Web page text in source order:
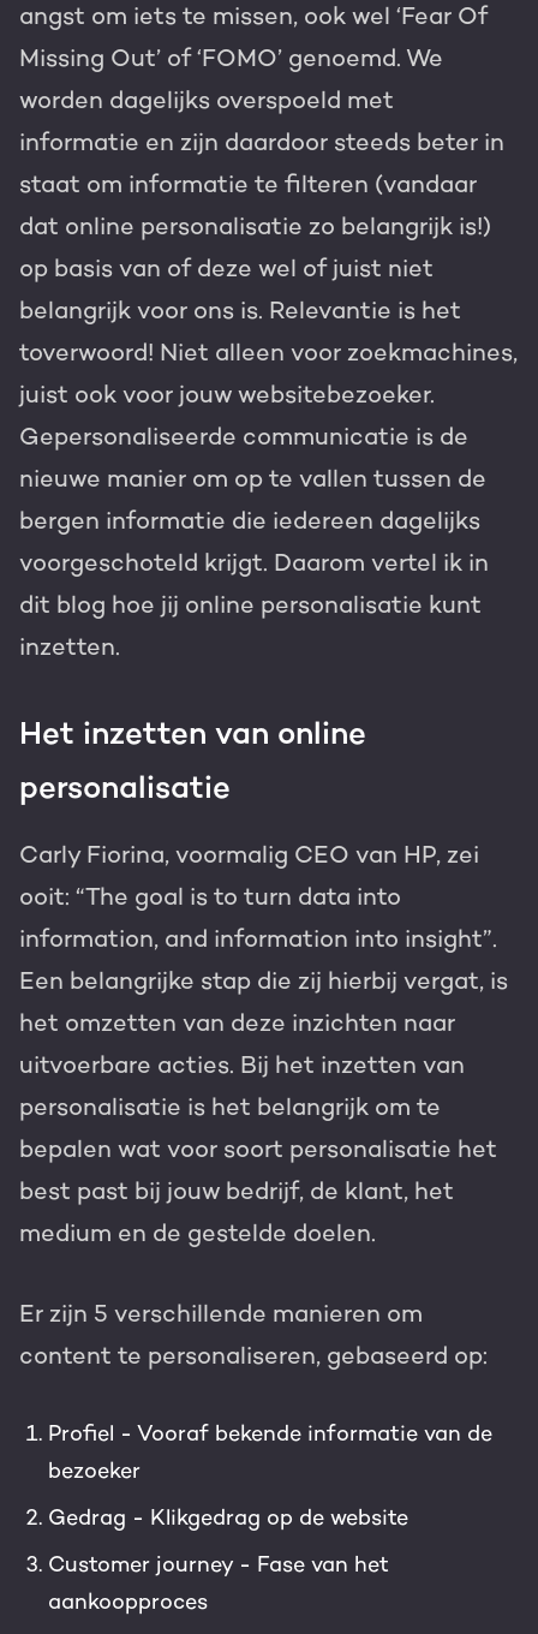
HubSpot websites
Modules & templates
Membership portals
Gratis portal scan
Nederlands Zoek
angst om iets te missen, ook wel ‘Fear Of
Missing Out’ of ‘FOMO’ genoemd. We
worden dagelijks overspoeld met
informatie en zijn daardoor steeds beter in
staat om informatie te filteren (vandaar
dat online personalisatie zo belangrijk is!)
op basis van of deze wel of juist niet
belangrijk voor ons is. Relevantie is het
toverwoord! Niet alleen voor zoekmachines,
juist ook voor jouw websitebezoeker.
Gepersonaliseerde communicatie is de
nieuwe manier om op te vallen tussen de
bergen informatie die iedereen dagelijks
voorgeschoteld krijgt. Daarom vertel ik in
dit blog hoe jij online personalisatie kunt
inzetten.
Het inzetten van online
personalisatie
Carly Fiorina, voormalig CEO van HP, zei
ooit: “The goal is to turn data into
information, and information into insight”.
Een belangrijke stap die zij hierbij vergat, is
het omzetten van deze inzichten naar
uitvoerbare acties. Bij het inzetten van
personalisatie is het belangrijk om te
bepalen wat voor soort personalisatie het
best past bij jouw bedrijf, de klant, het
medium en de gestelde doelen.
Er zijn 5 verschillende manieren om
content te personaliseren, gebaseerd op:
Profiel - Vooraf bekende informatie van de
bezoeker
Gedrag - Klikgedrag op de website
Customer journey - Fase van het
aankoopproces